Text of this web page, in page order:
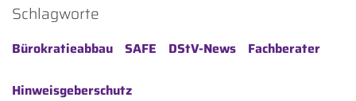
Schlagworte
Bürokratieabbau SAFE DStV-News Fachberater
Hinweisgeberschutz